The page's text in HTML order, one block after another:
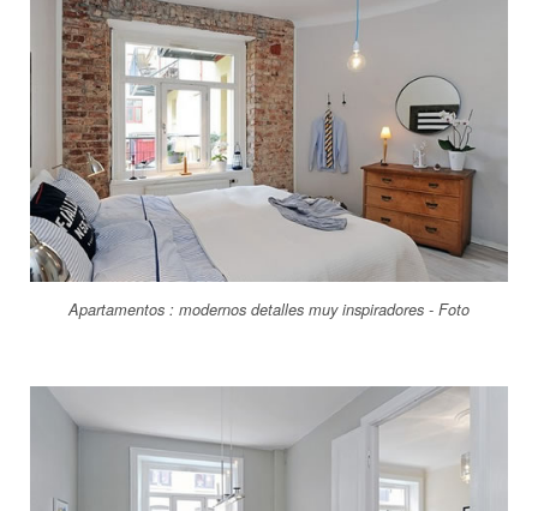
Apartamentos : modernos detalles muy inspiradores - Foto